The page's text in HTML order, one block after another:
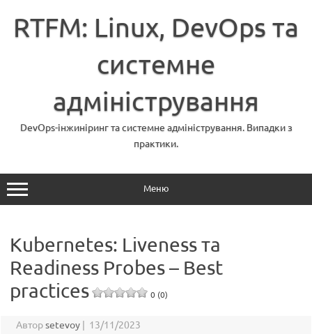
вмістуRTFM: Linux, DevOps та
системне
адміністрування
DevOps-інжиніринг та системне адміністрування. Випадки з
практики.
Меню
Kubernetes: Liveness та
Readiness Probes – Best
practices
0 (0)
Авторsetevoy | 13/11/2023